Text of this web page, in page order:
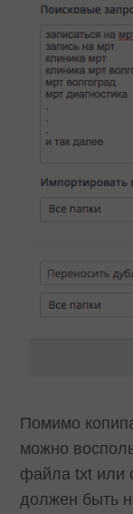
Помимо
можно
файла txt или
должен быть